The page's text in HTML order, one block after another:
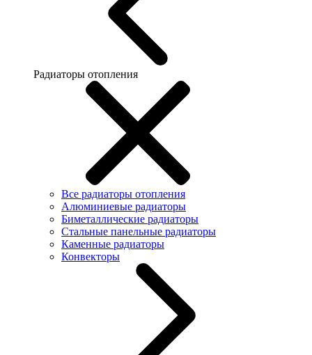
Радиаторы отопления
Все радиаторы отопления
Алюминиевые радиаторы
Биметаллические радиаторы
Стальные панельные радиаторы
Каменные радиаторы
Конвекторы